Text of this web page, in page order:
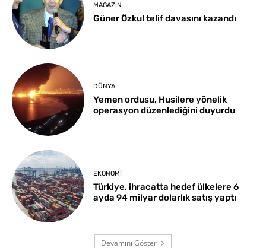
MAGAZIN
Güner Özkul telif davasını kazandı
DÜNYA
Yemen ordusu, Husilere yönelik
operasyon düzenlediğini duyurdu
EKONOMI
Türkiye, ihracatta hedef ülkelere 6
ayda 94 milyar dolarlık satış yaptı
Devamını Göster